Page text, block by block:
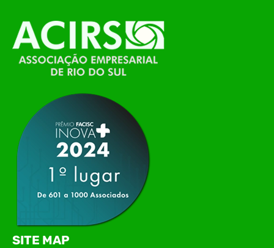
O Polo ACATE-ACIRS, por meio do NIAVI – Núcleo
de Tecnologia da Informação do Alto Vale do
Itajaí, realizou, no dia 21 de julho, o evento
Conexão Tech NIAVI, reunindo empresas de
tecnologia da região para uma noite de
apresentação de novas iniciativas para o setor. O
encontro aconteceu em Rio…
SITE MAP